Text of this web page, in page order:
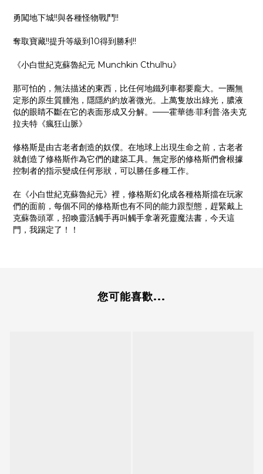
勇闖地下城!!與各種怪物戰鬥!!
奪取寶藏!!提升等級到10得到勝利!!
《小白世紀克蘇魯紀元 Munchkin Cthulhu》
那可怕的，無法描述的東西，比任何地鐵列車都要龐大。一團無
定形的原生質腫泡，隱隱約約放著微光。上萬隻放出綠光，膿液
似的眼睛不斷在它的表面形成又分解。——霍華德·菲利普·洛夫克
拉夫特《瘋狂山脈》
修格斯是由古老者創造的奴僕。在地球上出現生命之前，古老者
就創造了修格斯作為它們的建築工具。無定形的修格斯們會根據
控制者的指示變成任何形狀，可以勝任多種工作。
在《小白世紀克蘇魯紀元》裡，修格斯幻化成各種格斯擋在玩家
們的面前，每個不同的修格斯也有不同的能力跟型態，趕緊戴上
克蘇魯頭罩，招喚靈活觸手再叫觸手拿著死靈魔法書，今天這
門，我踢定了！！
您可能喜歡...